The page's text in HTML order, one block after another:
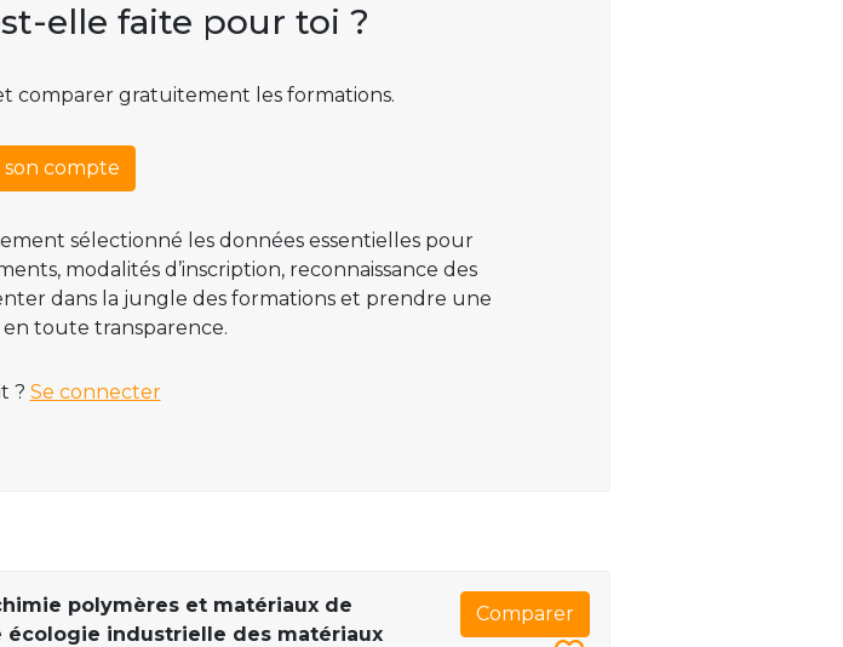
elle faite pour toi ?
comparer gratuitement les formations.
son compte
sélectionné les données essentielles pour
modalités d’inscription, reconnaissance des
dans la jungle des formations et prendre une
en toute transparence.
? Se connecter
polymères et matériaux de
écologie industrielle des matériaux
Comparer